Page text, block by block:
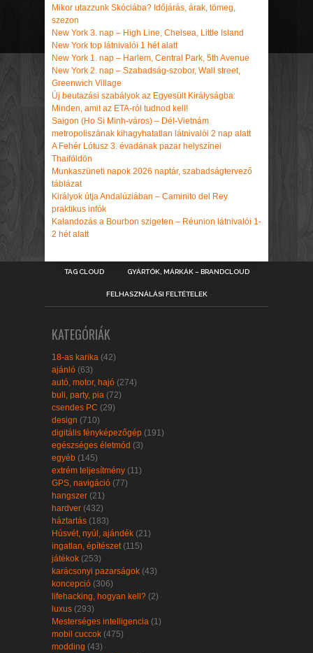
Mikor utazzunk Skóciába? Időjárás, árak, tömeg,
szezon
New York 3. nap – High Line, Chelsea, Little Island
New York top látnivalói 1 hét alatt
New York 1. nap – Harlem, Central Park, 5th Avenue
New York 2. nap – Szabadság-szobor, Wall street,
Greenwich Village
Új beutazási szabályok az Egyesült Királyságba:
Minden, amit az ETA-ról tudnod kell!
Saigon (Ho Si Minh-város) – Dél-Vietnám
metropoliszának kihagyhatatlan látnivalói 2 nap alatt
A Fehér Lótusz 3. évadának pazar helyszínei
Thaiföldön
Munkaszüneti napok 2026 naptár, szabadságtervező
táblázat
Királyok útja Andalúziában – Caminito del Rey
praktikus infók
Kalandozás a Bourbon szigeten – Réunion látnivalói 1-
2 hét alatt
TAG CLOUD GYÁRTÓK, MÁRKÁK – BRANDCLOUD
FELHASZNÁLÁSI FELTÉTELEK
KATEGÓRIÁK
18-as karika (42)
ajánló (63)
autó, motor, hajó (274)
buli, party, pia (72)
csendes PC (29)
design (710)
digitális fényképezőgép (191)
egészséges életmód (3)
egyéb (145)
extrém teljesítmény (11)
GPS, navigáció (77)
hangszer (21)
hardver (432)
háztartás (183)
Húsvét, nyúl, ajándék (21)
ingatlan, építészet (115)
játékok (253)
karácsonyi pazarságok (43)
koncepció (306)
lifehacking, hogyan kell? (2)
luxus (293)
Mesterséges intelligencia (1)
mobil cuccok (475)
modding (43)